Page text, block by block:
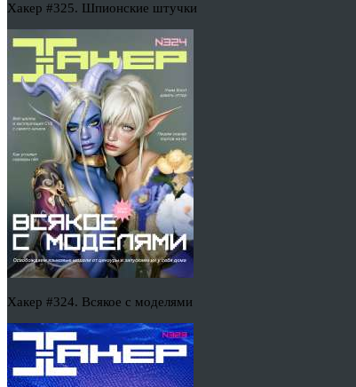
Хакер #325. Шпионские штучки
Хакер #324. Всякое с моделями